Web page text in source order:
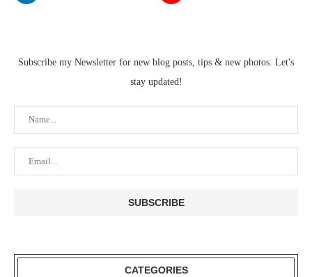
Subscribe my Newsletter for new blog posts, tips & new photos. Let's
stay updated!
CATEGORIES